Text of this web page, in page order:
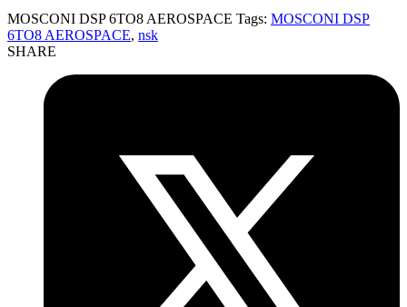
MOSCONI DSP 6TO8 AEROSPACE Tags: MOSCONI DSP
6TO8 AEROSPACE, nsk
SHARE